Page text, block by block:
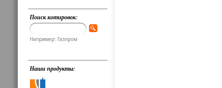
Поиск котировок:
Например: Газпром
Наши продукты: